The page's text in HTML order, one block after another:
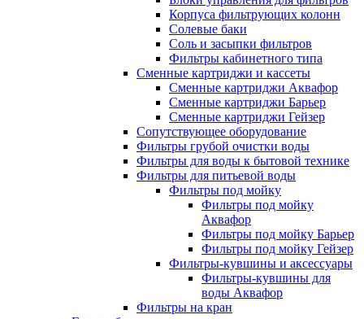
Корпуса фильтрующих колонн
Солевые баки
Соль и засыпки фильтров
Фильтры кабинетного типа
Сменные картриджи и кассеты
Сменные картриджи Аквафор
Сменные картриджи Барьер
Сменные картриджи Гейзер
Сопутствующее оборудование
Фильтры грубой очистки воды
Фильтры для воды к бытовой технике
Фильтры для питьевой воды
Фильтры под мойку
Фильтры под мойку
Аквафор
Фильтры под мойку Барьер
Фильтры под мойку Гейзер
Фильтры-кувшины и аксессуары
Фильтры-кувшины для
воды Аквафор
Фильтры на кран